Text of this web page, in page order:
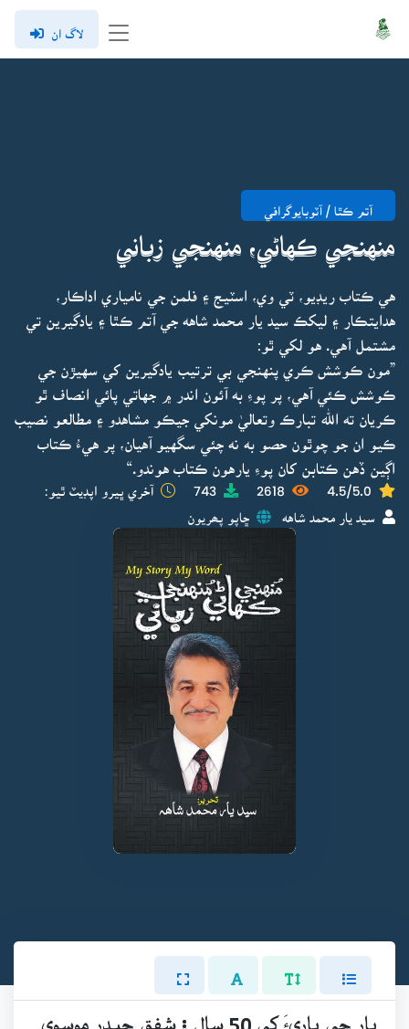
لاگ ان
آتم ڪٿا / آٽوبايوگرافي
منهنجي ڪهاڻي، منهنجي زباني
هي ڪتاب ريڊيو، ٽي وي، اسٽيج ۽ فلمن جي نامياري اداڪار،
هدايتڪار ۽ ليکڪ سيد يار محمد شاهه جي آتم ڪٿا ۽ يادگيرين تي
مشتمل آهي. هو لکي ٿو:
”مون ڪوشش ڪري پنهنجي بي ترتيب يادگيرين کي سهيڙن جي
ڪوشش ڪئي آهي، پر پوءِ به آئون اندر ۾ جهاتي پائي انصاف ٿو
ڪريان ته الله تبارڪ وتعاليٰ مونکي جيڪو مشاهدو ۽ مطالعو نصيب
ڪيو ان جو چوٿون حصو به نه چئي سگهيو آهيان، پر هيءُ ڪتاب
اڳين ڏهن ڪتابن کان پوءِ يارهون ڪتاب هوندو.“
4.5/5.0
2618
743 آخري ڀيرو اپڊيٽ ٿيو:
سيد يار محمد شاهه ڇاپو پھريون